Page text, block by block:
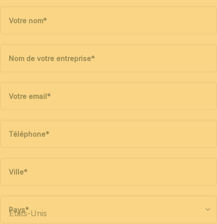
Votre nom*
Nom de votre entreprise*
Votre email*
Téléphone*
Ville*
Pays*